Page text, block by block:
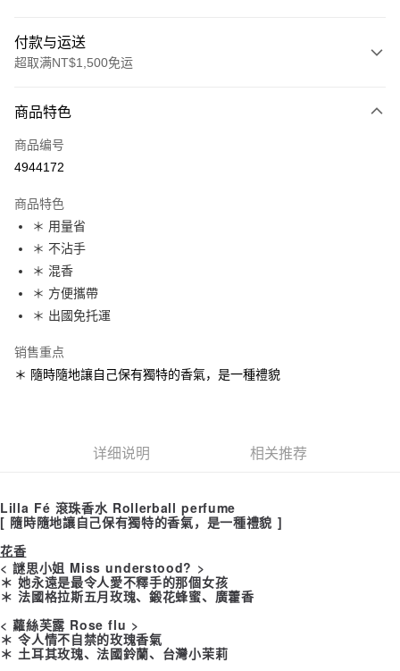
付款与运送
超取满NT$1,500免运
信用卡一次付款
超商取货付款
Apple Pay
街口支付
悠遊付
Google Pay
Plus PAY
7-11取貨付款
每笔NT$65，满NT$1,500(含以上)免运费
郵寄
每笔NT$65，满NT$1,500(含以上)免运费
國家/地區配送
商品特色
商品编号
4944172
商品特色
＊ 用量省
＊ 不沾手
＊ 混香
＊ 方便攜帶
＊ 出國免托運
销售重点
＊ 隨時隨地讓自己保有獨特的香氣，是一種禮貌
详细说明 相关推荐
Lilla Fé 滾珠香水 Rollerball perfume
[ 隨時隨地讓自己保有獨特的香氣，是一種禮貌 ]
花香
< 謎思小姐 Miss understood? >
＊ 她永遠是最令人愛不釋手的那個女孩
＊ 法國格拉斯五月玫瑰、鍛花蜂蜜、廣藿香
< 蘿絲芙露 Rose flu >
＊ 令人情不自禁的玫瑰香氣
＊ 土耳其玫瑰、法國鈴蘭、台灣小茉莉